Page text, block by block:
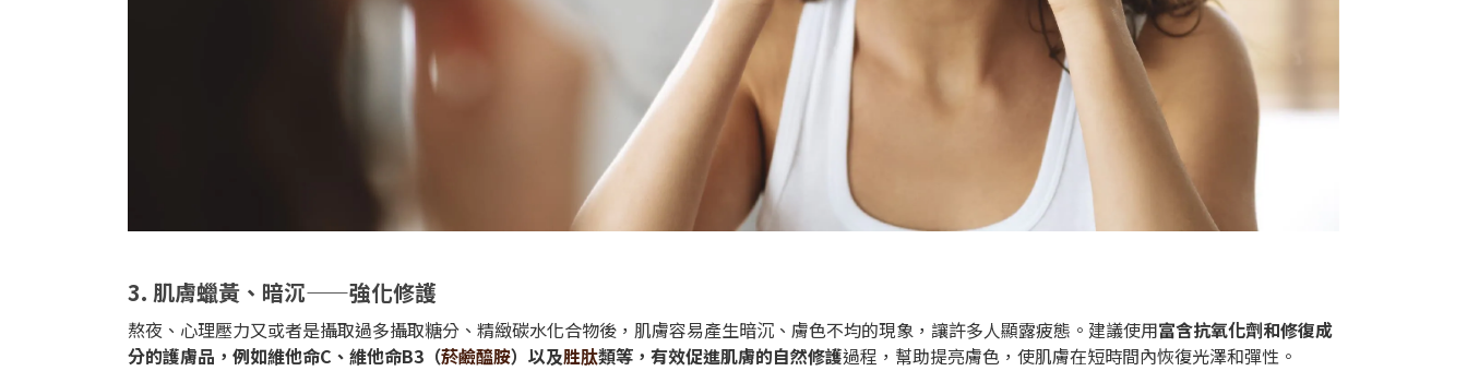
3. 肌膚蠟黃、暗沉——強化修護
熬夜、心理壓力又或者是攝取過多攝取糖分、精緻碳水化合物後，肌膚容易產生暗沉、膚色不均的現象，讓許多人顯露疲態。建議使用富含抗氧化劑和修復成
分的護膚品，例如維他命C、維他命B3（菸鹼醯胺）以及胜肽類等，有效促進肌膚的自然修護過程，幫助提亮膚色，使肌膚在短時間內恢復光澤和彈性。